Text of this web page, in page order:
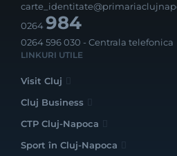
0264984
0264 596 030 - Centrala telefonica
LINKURI UTILE
Visit Cluj
Cluj Business
CTP Cluj-Napoca
Sport în Cluj-Napoca